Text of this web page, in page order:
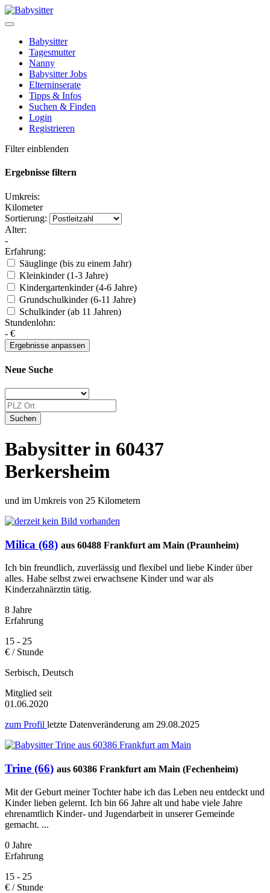
Babysitter
Tagesmutter
Nanny
Babysitter Jobs
Elterninserate
Tipps & Infos
Suchen & Finden
Login
Registrieren
Filter einblenden
Ergebnisse filtern
Umkreis:
Kilometer
Sortierung:
Alter:
-
Erfahrung:
Säuglinge (bis zu einem Jahr)
Kleinkinder (1-3 Jahre)
Kindergartenkinder (4-6 Jahre)
Grundschulkinder (6-11 Jahre)
Schulkinder (ab 11 Jahren)
Stundenlohn:
- €
Neue Suche
Babysitter in 60437
Berkersheim
und im Umkreis von 25 Kilometern
Milica (68) aus 60488 Frankfurt am Main (Praunheim)
Ich bin freundlich, zuverlässig und flexibel und liebe Kinder über
alles. Habe selbst zwei erwachsene Kinder und war als
Kinderzahnärztin tätig.
8 Jahre
Erfahrung
15 - 25
€ / Stunde
Serbisch, Deutsch
Mitglied seit
01.06.2020
zum Profil letzte Datenveränderung am 29.08.2025
Trine (66) aus 60386 Frankfurt am Main (Fechenheim)
Mit der Geburt meiner Tochter habe ich das Leben neu entdeckt und
Kinder lieben gelernt. Ich bin 66 Jahre alt und habe viele Jahre
ehrenamtlich Kinder- und Jugendarbeit in unserer Gemeinde
gemacht. ...
0 Jahre
Erfahrung
15 - 25
€ / Stunde